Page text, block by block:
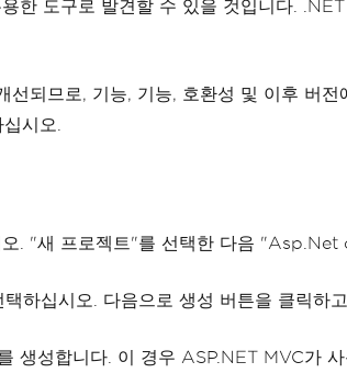
한 도구로 발견할 수 있을 것입니다.
되므로, 기능, 기능, 호환성 및 이후 버
시오.
. "새 프로젝트"를 선택한 다음
하십시오. 다음으로 생성 버튼을 클릭하
성합니다. 이 경우 ASP.NET MVC가